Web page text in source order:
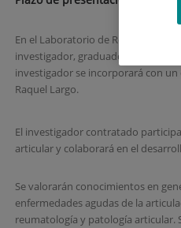
En el Laboratorio de Reumatología
investigador, graduado en
investigador se incorporará con
Raquel Largo.
El investigador contratado
articular y colaborará en el
Se valorarán conocimientos en
enfermedades agudas de la
reumatología y patología articular.